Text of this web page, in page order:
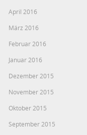
April 2016
März 2016
Februar 2016
Januar 2016
Dezember 2015
November 2015
Oktober 2015
September 2015